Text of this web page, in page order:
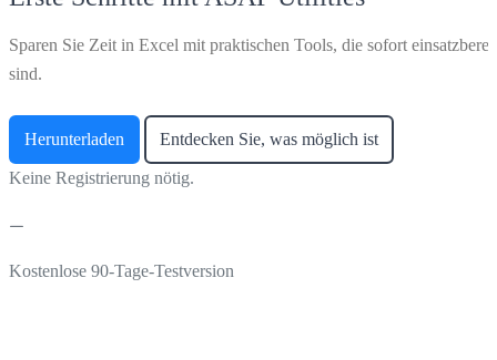
Sparen Sie Zeit in Excel mit praktischen Tools, die sofort einsatzbereit
sind.
Herunterladen Entdecken Sie, was möglich ist
Keine Registrierung nötig.
Kostenlose 90-Tage-Testversion